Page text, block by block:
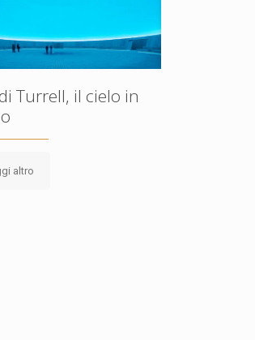
Turrell, il cielo in
altro